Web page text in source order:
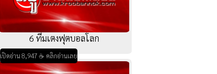
6 ทีมเตงฟุตบอลโลก
เปิดอ่าน 8,947 ☕ คลิกอ่านเลย